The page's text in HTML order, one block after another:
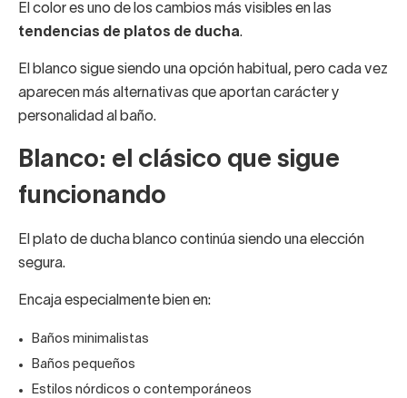
El color es uno de los cambios más visibles en las
tendencias de platos de ducha.
El blanco sigue siendo una opción habitual, pero cada vez
aparecen más alternativas que aportan carácter y
personalidad al baño.
Blanco: el clásico que sigue
funcionando
El plato de ducha blanco continúa siendo una elección
segura.
Encaja especialmente bien en:
Baños minimalistas
Baños pequeños
Estilos nórdicos o contemporáneos